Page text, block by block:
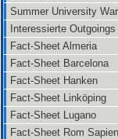
Summer University
Interessierte
Fact-Sheet Almeria
Fact-Sheet Barcelona
Fact-Sheet Hanken
Fact-Sheet Linköping
Fact-Sheet Lugano
Fact-Sheet Rom